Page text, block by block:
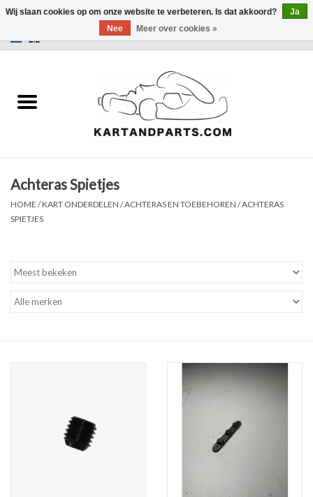
Sale
Kart Onderdelen
Laptimer
Kartbokjes en standaarden
Motoren en onderdelen
Achteras Spietjes
HOME /KART ONDERDELEN /ACHTERAS EN TOEBEHOREN /ACHTERAS
SPIETJES
Wij slaan cookies op om onze website te verbeteren. Is dat akkoord?
Ja
Nee
Meer over cookies »